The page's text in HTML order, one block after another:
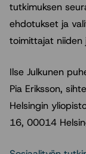
tutkimuksen
ehdotukset ja
toimittajat niiden
Ilse Julkunen
Pia Eriksson,
Helsingin
16, 00014